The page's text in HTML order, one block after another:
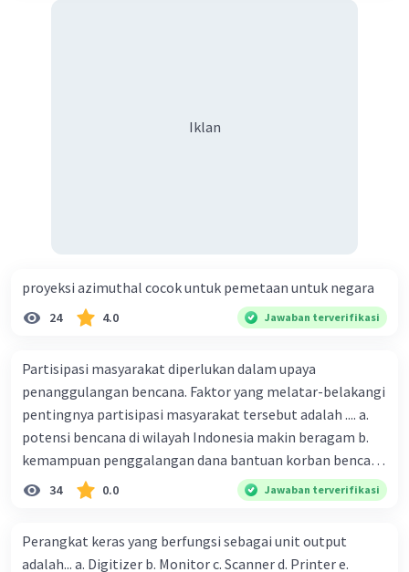
Iklan
proyeksi azimuthal cocok untuk pemetaan untuk negara
24 4.0 Jawaban terverifikasi
Partisipasi masyarakat diperlukan dalam upaya
penanggulangan bencana. Faktor yang melatar-belakangi
pentingnya partisipasi masyarakat tersebut adalah .... a.
potensi bencana di wilayah Indonesia makin beragam b.
kemampuan penggalangan dana bantuan korban bencana
makin tinggi c. pemahaman pendidikan kebencanaan
kepada masyarakat masih rendah d. masyarakat
bencana e. kepercayaan pemerintah bahwa masyarakat
34 0.0 Jawaban terverifikasi
Perangkat keras yang berfungsi sebagai unit output
adalah... a. Digitizer b. Monitor c. Scanner d. Printer e.